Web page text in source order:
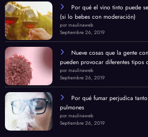
Por qué el vino tinto puede
(si lo bebes con moderación)
por maulinaweb
Septiembre 26, 2019
Nueve cosas que la gente
pueden provocar diferentes tipos
por maulinaweb
Septiembre 26, 2019
Por qué fumar perjudica
pulmones
por maulinaweb
Septiembre 26, 2019